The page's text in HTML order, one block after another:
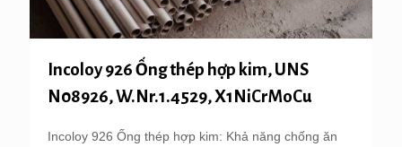
Incoloy 926 Ống thép hợp kim, UNS
N08926, W.Nr.1.4529, X1NiCrMoCu
Incoloy 926 Ống thép hợp kim: Khả năng chống ăn